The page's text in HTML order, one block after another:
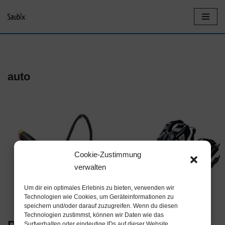
Cookie-Zustimmung
verwalten
Um dir ein optimales Erlebnis zu bieten, verwenden wir
Technologien wie Cookies, um Geräteinformationen zu
speichern und/oder darauf zuzugreifen. Wenn du diesen
Technologien zustimmst, können wir Daten wie das
Iauto